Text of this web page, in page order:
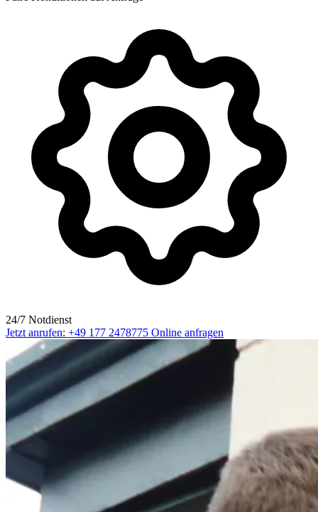
24/7 Notdienst
Jetzt anrufen: +49 177 2478775 Online anfragen